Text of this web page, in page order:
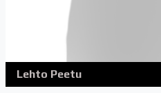
Lehto Peetu